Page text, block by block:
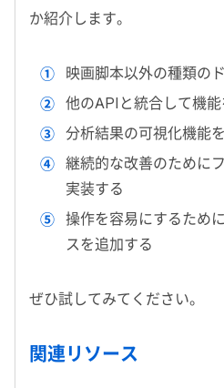
か紹介します。
映画脚本以外の種類の
他のAPI と統合して機
分析結果の可視化機能
継続的な改善のために
実装する
操作を容易にするため
スを追加する
ぜひ試してみてください。
関連リソース